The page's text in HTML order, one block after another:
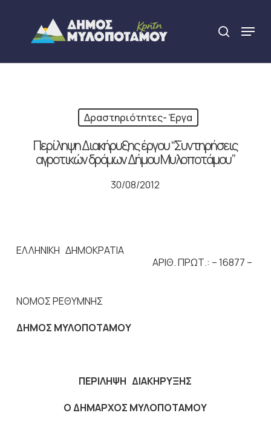
content
search
Menu
Δραστηριότητες- Έργα
Περίληψη Διακήρυξης έργου “Συντηρήσεις
αγροτικών δρόμων Δήμου Μυλοποτάμου”
30/08/2012
ΕΛΛΗΝΙΚΗ ΔΗΜΟΚΡΑΤΙΑ
ΑΡΙΘ. ΠΡΩΤ.: – 16877 –
ΝΟΜΟΣ ΡΕΘΥΜΝΗΣ
ΔΗΜΟΣ ΜΥΛΟΠΟΤΑΜΟΥ
ΠΕΡΙΛΗΨΗ ΔΙΑΚΗΡΥΞΗΣ
Ο ΔΗΜΑΡΧΟΣ ΜΥΛΟΠΟΤΑΜΟΥ
Close